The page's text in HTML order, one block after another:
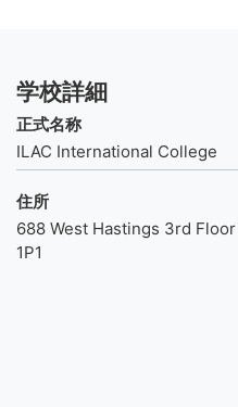
学校詳細
正式名称
ILAC International College
住所
688 West Hastings 3rd
1P1